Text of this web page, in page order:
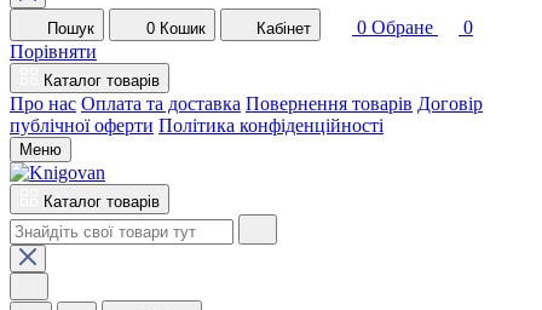
Пошук 0 Кошик Кабінет 0 Обране
0
Порівняти
Каталог товарів
Про нас Оплата та доставка Повернення товарів Договір
публічної оферти Політика конфіденційності
Меню
Каталог товарів